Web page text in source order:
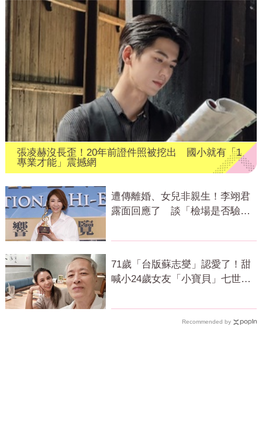
張凌赫沒長歪！20年前證件照被挖出 國小就有「1
專業才能」震撼網
遭傳離婚、女兒非親生！李翊君
露面回應了 談「檢場是否驗
71歲「台版蘇志燮」認愛了！甜
喊小24歲女友「小寶貝」七世情
Recommended by